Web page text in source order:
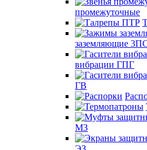
промежуточные
заземляющие
вибрации ГПГ
ГВ
МЗ